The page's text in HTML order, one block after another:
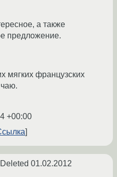
а также
предложение.
мягких французских
+00:00
01.02.2012